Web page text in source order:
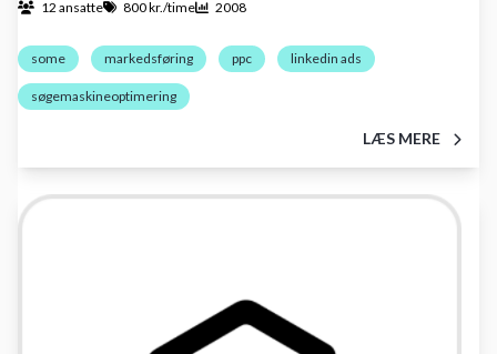
12 ansatte 800 kr./time 2008
some markedsføring ppc linkedin ads
søgemaskineoptimering
LÆS MERE